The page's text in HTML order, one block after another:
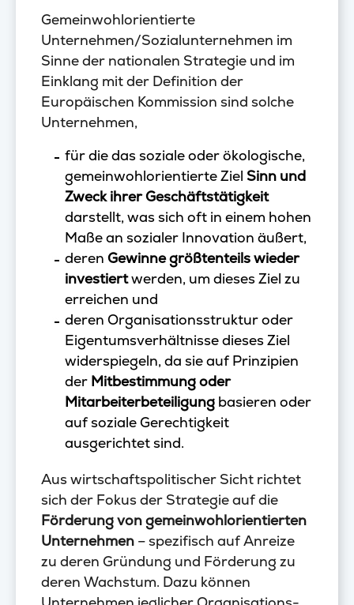
Gemeinwohlorientierte
Unternehmen/Sozialunternehmen im
Sinne der nationalen Strategie und im
Einklang mit der Definition der
Europäischen Kommission sind solche
Unternehmen,
für die das soziale oder ökologische,
gemeinwohlorientierte Ziel Sinn und
Zweck ihrer Geschäftstätigkeit
darstellt, was sich oft in einem hohen
Maße an sozialer Innovation äußert,
deren Gewinne größtenteils wieder
investiertwerden, um dieses Ziel zu
erreichen und
deren Organisationsstruktur oder
Eigentumsverhältnisse dieses Ziel
widerspiegeln, da sie auf Prinzipien
der Mitbestimmung oder
Mitarbeiterbeteiligung basieren oder
auf soziale Gerechtigkeit
ausgerichtet sind.
Aus wirtschaftspolitischer Sicht richtet
sich der Fokus der Strategie auf die
Förderung von gemeinwohlorientierten
Unternehmen – spezifisch auf Anreize
zu deren Gründung und Förderung zu
deren Wachstum. Dazu können